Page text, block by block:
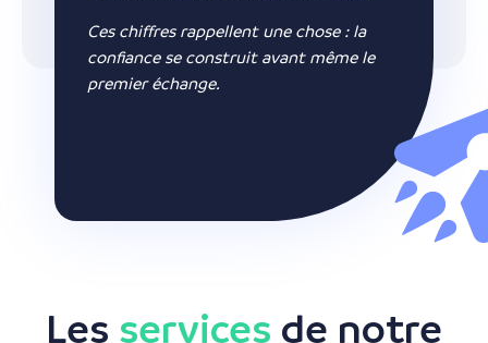
Ces chiffres rappellent une chose : la
confiance se construit avant même le
premier échange.
Les services de notre